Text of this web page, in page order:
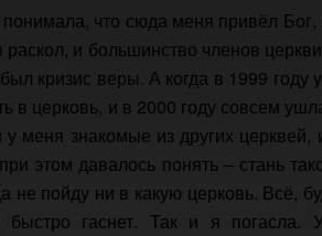
что сюда меня привёл
и большинство членов
кризис веры. А когда в 1999
в церковь, и в 2000 году совсем
меня знакомые из других
этом давалось понять – стань
пойду ни в какую церковь. Всё,
гаснет. Так и я погасла.